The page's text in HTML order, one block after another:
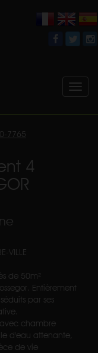
7765
4
VILLE
de 50m²
Entièrement
par ses
chambre
d'eau attenante,
de vie